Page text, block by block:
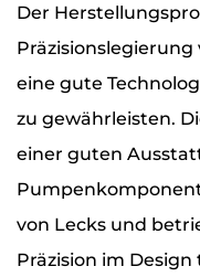
Der
eine gute
zu gewährleisten.
einer guten
von Lecks und
Präzision im